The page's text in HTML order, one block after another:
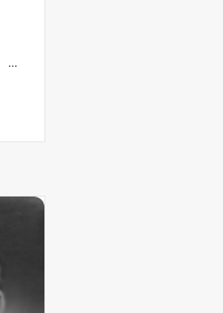
…
voor paus Leo XIV’s reis